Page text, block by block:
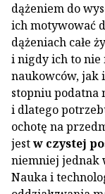
dążeniem do
ich motywować
dążeniach całe
i nigdy ich to nie
naukowców, jak
stopniu
i dlatego
ochotę na
jestw czystej
niemniej jednak
Nauka i